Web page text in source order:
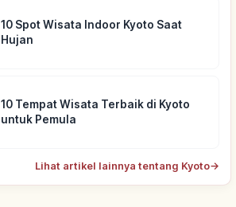
10 Spot Wisata Indoor Kyoto Saat
Hujan
10 Tempat Wisata Terbaik di Kyoto
untuk Pemula
Lihat artikel lainnya tentang Kyoto→